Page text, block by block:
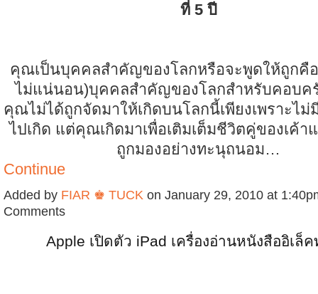
ที่ 5 ปี
คุณเป็นบุคคลสำคัญของโลกหรือจะพูดให้ถูกคื
ไม่แน่นอน)บุคคลสำคัญของโลกสำหรับคอบ
คุณไม่ได้ถูกจัดมาให้เกิดบนโลกนี้เพียงเพราะไม่
ไปเกิด แต่คุณเกิดมาเพื่อเติมเต็มชีวิตคู่ของเค้า
ถูกมองอย่างทะนุถนอม…
Continue
Added by FIAR ♚ TUCK on January 29, 2010 at
Comments
Apple เปิดตัว iPad เครื่องอ่านหนังสืออิเล็